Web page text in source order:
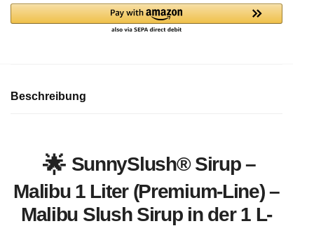
Malibu
1
Menge
Beschreibung
SunnySlush® Sirup –
Malibu 1 Liter (Premium-Line) –
Malibu Slush Sirup in der 1 L-